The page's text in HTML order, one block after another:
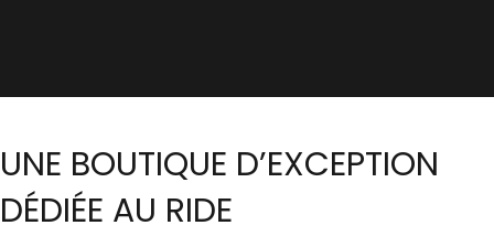
UNE BOUTIQUE D’EXCEPTION
DÉDIÉE AU RIDE